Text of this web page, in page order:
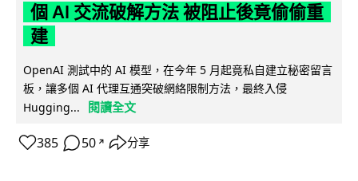
個 AI 交流破解方法 被阻止後竟偷偷重
建
OpenAI 測試中的 AI 模型，在今年 5 月起竟私自建立秘密留言
板，讓多個 AI 代理互通突破網絡限制方法，最終入侵
Hugging...
閱讀全文
385 50 ↗ 分享